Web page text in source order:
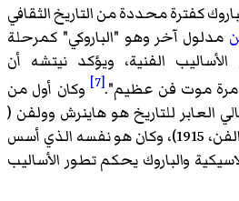
كفترة محددة من التاريخ الثقافي
مدلول آخر وهو "الباروكي" كمرحلة
الفنية، ويؤكد نيتشه أن
مرة موت فن عظيم".[7]
وكان أول من
العابر للتاريخ هو هاينرش وولفن (
المفاهيم الأساسية لتاريخ الفن، 1915)، وكان هو نفسه الذي أسس
والباروك يحكم تطور الأساليب